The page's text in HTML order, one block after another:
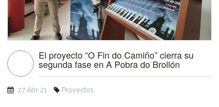
El proyecto “O Fin do Camiño” cierra su
segunda fase en A Pobra do Brollón
27 Abr 21 Proyectos